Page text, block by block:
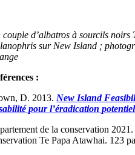
couple d’albatros à sourcils noirs
sur New Island ;
:
D. 2013.New Island
pour l’éradication
de la conservation
Te Papa Atawhai. 123